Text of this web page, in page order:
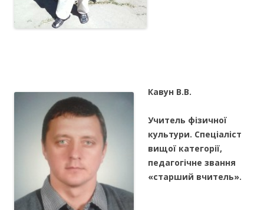
Кавун В.В.
Учитель фізичної
культури. Спеціаліст
вищої категорії,
педагогічне звання
«старший вчитель».